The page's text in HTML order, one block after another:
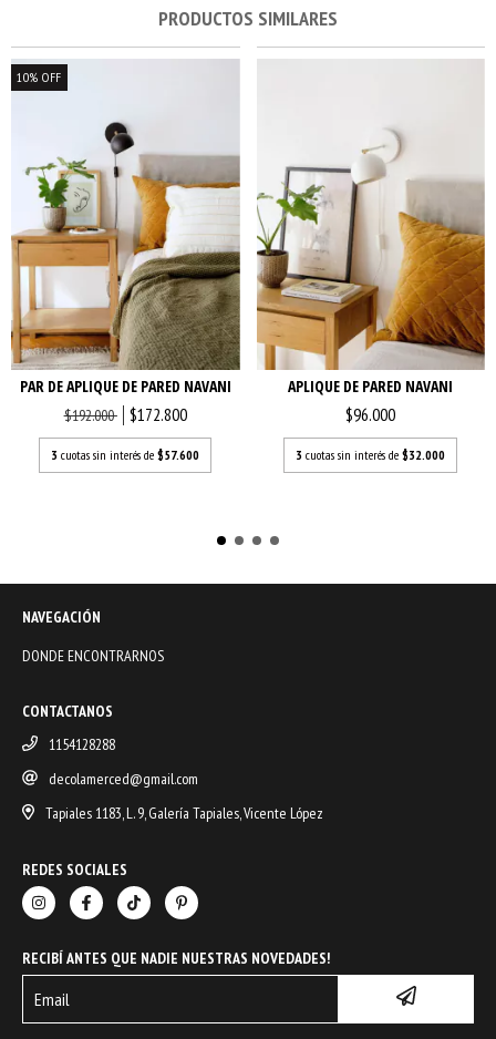
PRODUCTOS SIMILARES
10% OFF
PAR DE APLIQUE DE PARED NAVANI
$192.000 $172.800
3 cuotas sin interés de$57.600
APLIQUE DE PARED NAVANI
$96.000
3 cuotas sin interés de$32.000
NAVEGACIÓN
DONDE ENCONTRARNOS
CONTACTANOS
1154128288
decolamerced@gmail.com
Tapiales 1183, L. 9, Galería Tapiales, Vicente López
REDES SOCIALES
RECIBÍ ANTES QUE NADIE NUESTRAS NOVEDADES!